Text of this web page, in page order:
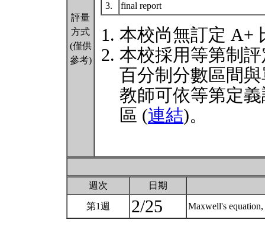
評量
方式
(僅供
參考)
3.
final report
本校尚無訂定 A+
本校採用等第制
百分制分數區間
教師可依等第定
區 (連結)。
週次 日期
第1週 2/25 Maxwell's